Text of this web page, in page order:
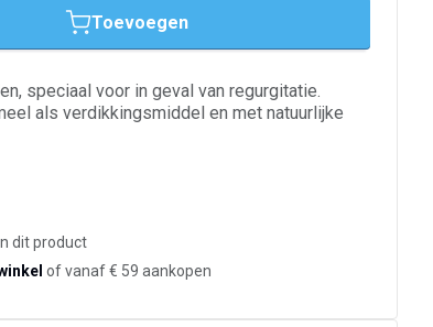
Toevoegen
speciaal voor in geval van regurgitatie.
als verdikkingsmiddel en met natuurlijke
dit product
of vanaf € 59 aankopen